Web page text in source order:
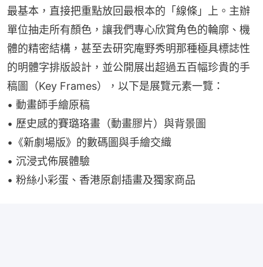
最基本，直接把重點放回最根本的「線條」上。主辦
單位抽走所有顏色，讓我們專心欣賞角色的輪廓、機
體的精密結構，甚至去研究庵野秀明那種極具標誌性
的明體字排版設計，並公開展出超過五百幅珍貴的手
稿圖（Key Frames），以下是展覽元素一覽：
⁠•⁠ 動畫師手繪原稿
•⁠ ⁠歷史感的賽璐珞畫（動畫膠片）與背景圖
•⁠《新劇場版》的數碼圖與手繪交織
•⁠ 沉浸式佈展體驗
•⁠ 粉絲小彩蛋、香港原創插畫及獨家商品